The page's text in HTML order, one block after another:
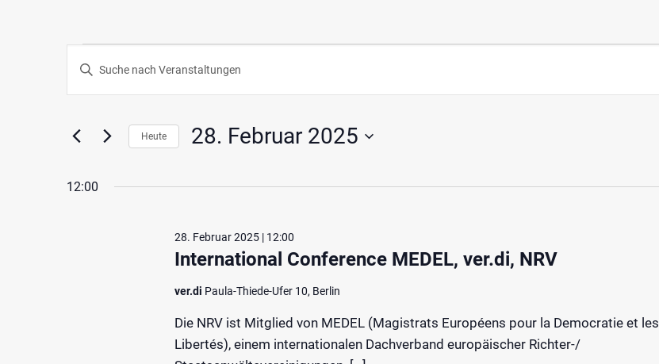
Veranstaltungen
für
28.
Februar
Veranstaltungen
Such-
Ansichtennavigation
Geben
Schlüsselwort.
Veranstaltungen
Heute 28. Februar 2025
wählen.
12:00
International Conference MEDEL, ver.di, NRV
28. Februar 2025 | 12:00
ver.di Paula-Thiede-Ufer 10, Berlin
Die NRV ist Mitglied von MEDEL (Magistrats Européens pour la Democratie et les
Libertés), einem internationalen Dachverband europäischer Richter-/